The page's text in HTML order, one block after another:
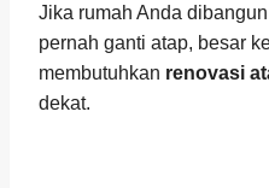
Jika rumah Anda
pernah ganti atap, besar
membutuhkan renovasi
dekat.